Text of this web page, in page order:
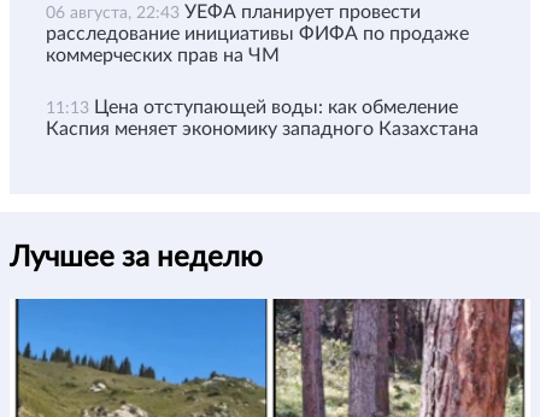
06 августа, 22:43 УЕФА планирует провести
расследование инициативы ФИФА по продаже
коммерческих прав на ЧМ
11:13 Цена отступающей воды: как обмеление
Каспия меняет экономику западного Казахстана
Лучшее за неделю